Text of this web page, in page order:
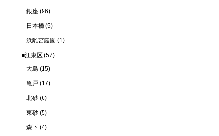
銀座 (96)
日本橋 (5)
浜離宮庭園 (1)
■江東区 (57)
大島 (15)
亀戸 (17)
北砂 (6)
東砂 (5)
森下 (4)